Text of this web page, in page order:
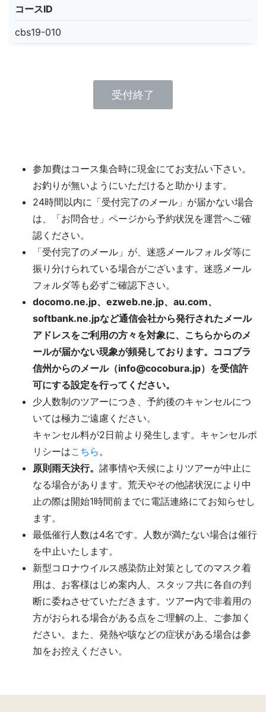
コースID
cbs19-010
受付終了
参加費はコース集合時に現金にてお支払い下さい。
お釣りが無いようにいただけると助かります。
24時間以内に「受付完了のメール」が届かない場合
は、「お問合せ」ページから予約状況を運営へご確
認ください。
「受付完了のメール」が、迷惑メールフォルダ等に
振り分けられている場合がございます。迷惑メール
フォルダ等も必ずご確認下さい。
docomo.ne.jp、ezweb.ne.jp、au.com、
softbank.ne.jpなど通信会社から発行されたメール
アドレスをご利用の方々を対象に、こちらからのメ
ールが届かない現象が頻発しております。ココブラ
信州からのメール（info@cocobura.jp）を受信許
可にする設定を行ってください。
少人数制のツアーにつき、予約後のキャンセルにつ
いては極力ご遠慮ください。
キャンセル料が2日前より発生します。キャンセルポ
リシーはこちら 。
原則雨天決行。 諸事情や天候によりツアーが中止に
なる場合があります。荒天やその他諸状況により中
止の際は開始1時間前までに電話連絡にてお知らせし
ます。
最低催行人数は4名です。人数が満たない場合は催行
を中止いたします。
新型コロナウイルス感染防止対策としてのマスク着
用は、お客様はじめ案内人、スタッフ共に各自の判
断に委ねさせていただきます。ツアー内で非着用の
方がおられる場合がある点をご理解の上、ご参加く
ださい。また、発熱や咳などの症状がある場合は参
加をお控えください。